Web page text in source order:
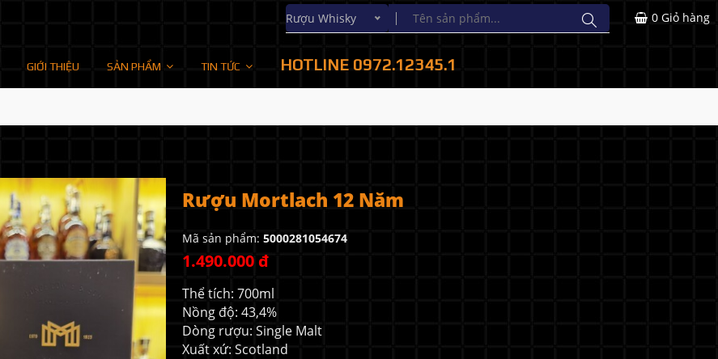
Rượu Whisky
GIỚI THIỆU SẢN PHẨM TIN TỨC HOTLINE 0972.12345.1
0 Giỏ hàng
Rượu Mortlach 12 Năm
Mã sản phẩm: 5000281054674
1.490.000 đ
Thể tích: 700ml
Nồng độ: 43,4%
Dòng rượu: Single Malt
Xuất xứ: Scotland